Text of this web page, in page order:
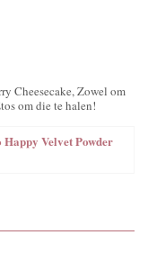
Cheesecake, Zowel om
om die te halen!
Velvet Powder